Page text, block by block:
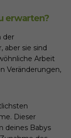
erwarten?
der
aber sie sind
Arbeit
Veränderungen,
Dieser
deines Babys